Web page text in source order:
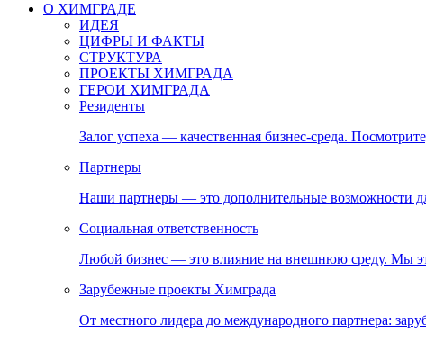
О ХИМГРАДЕ
ИДЕЯ
ЦИФРЫ И ФАКТЫ
СТРУКТУРА
ПРОЕКТЫ ХИМГРАДА
ГЕРОИ ХИМГРАДА
Резиденты
Залог успеха — качественная бизнес-среда.
Партнеры
Наши партнеры — это дополнительные возможности
Социальная ответственность
Любой бизнес — это влияние на внешнюю среду. Мы
Зарубежные проекты Химграда
От местного лидера до международного партнера: